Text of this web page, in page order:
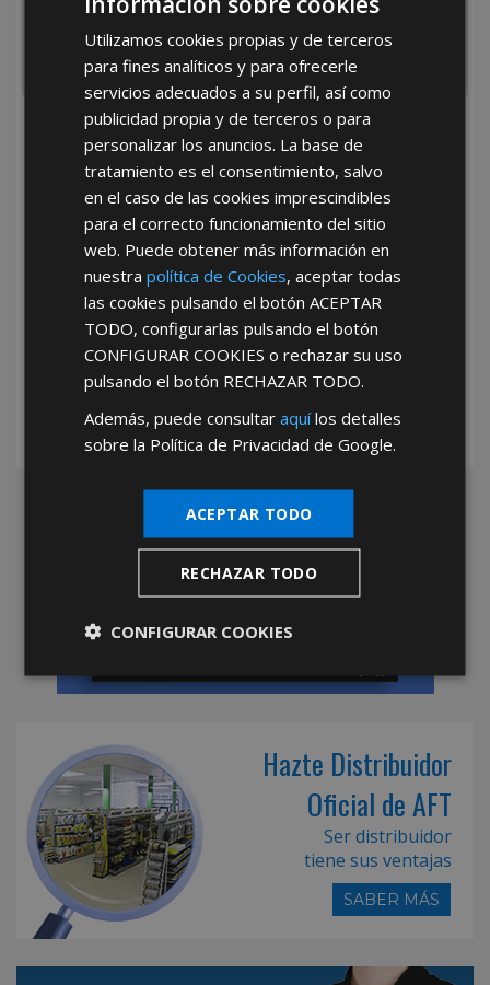
He leído y acepto la Política de Privacidad
*Abstenerse particulares, sólo venta a tiendas y empresas minoristas y
Hazte Distribuidor
Oficial de AFT
Ser distribuidor
tiene sus ventajas
SABER MÁS
Utilizamos cookies propias y de terceros
para fines analíticos y para ofrecerle
servicios adecuados a su perfil, así como
publicidad propia y de terceros o para
personalizar los anuncios. La base de
tratamiento es el consentimiento, salvo
en el caso de las cookies imprescindibles
para el correcto funcionamiento del sitio
web. Puede obtener más información en
nuestrapolítica de Cookies, aceptar todas
las cookies pulsando el botónACEPTAR
TODO, configurarlas pulsando el botón
CONFIGURAR COOKIES o rechazar su uso
pulsando el botón RECHAZAR TODO.
Además, puede consultaraquílos detalles
sobre la Política de Privacidad de Google.
ACEPTAR TODO
RECHAZAR TODO
CONFIGURAR COOKIES